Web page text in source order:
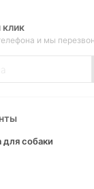
клик
и мы
собаки